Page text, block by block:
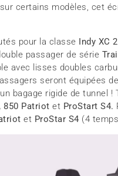
certains modèles, cet
pour la classe Indy XC
passager de série
avec lisses doubles
seront équipées
bagage rigide de tunnel
850 Patriotet ProStart S4.
et ProStar S4 (4